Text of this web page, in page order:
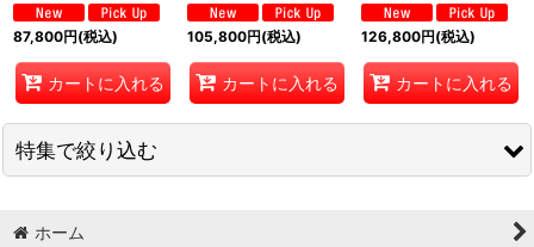
87,800円(税込)
カートに入れる
105,800円(税込)
カートに入れる
126,800円(税込)
カートに入れる
特集で絞り込む
ホーム